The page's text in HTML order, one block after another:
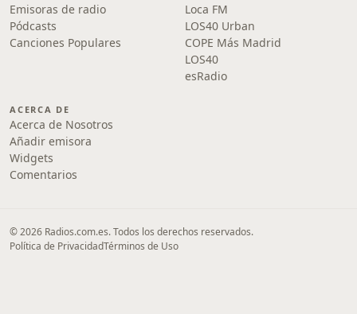
Emisoras de radio
Pódcasts
Canciones Populares
Loca FM
LOS40 Urban
COPE Más Madrid
LOS40
esRadio
ACERCA DE
Acerca de Nosotros
Añadir emisora
Widgets
Comentarios
© 2026 Radios.com.es. Todos los derechos reservados.
Política de PrivacidadTérminos de Uso